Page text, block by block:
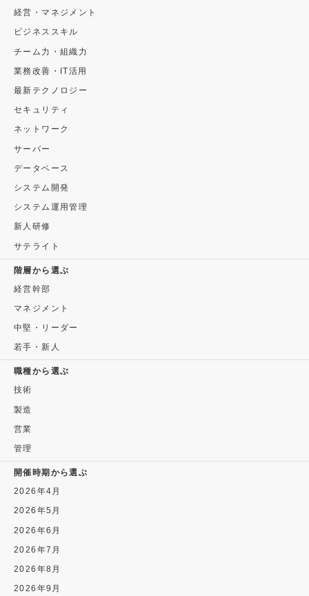
経営・マネジメント
ビジネススキル
チーム力・組織力
業務改善・IT活用
最新テクノロジー
セキュリティ
ネットワーク
サーバー
データベース
システム開発
システム運用管理
新人研修
サテライト
階層から選ぶ
経営幹部
マネジメント
中堅・リーダー
若手・新人
職種から選ぶ
技術
製造
営業
管理
開催時期から選ぶ
2026年4月
2026年5月
2026年6月
2026年7月
2026年8月
2026年9月